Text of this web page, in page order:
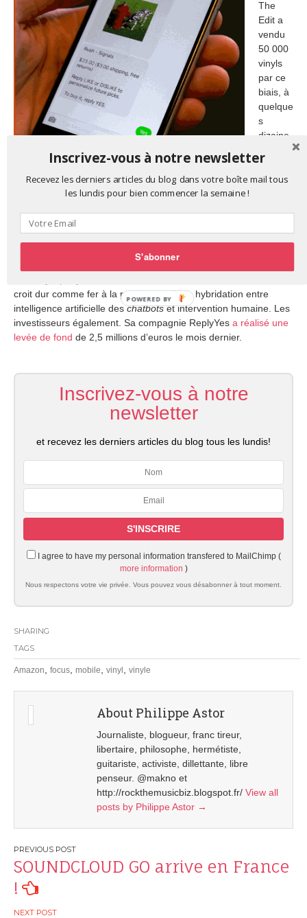
The
Edit a
vendu
50 000
vinyls
par ce
biais, à
quelque
s
dizaine
milliers
d’abonn
és à son service de recommandation textuelle automatisée sur
six albums ou plus au cours des six premiers mois”,
David Cotter àAdWeek.The Edit, dont lechabotpasse le relais
croit dur comme fer à la pertinence d’une hybridation entre
intelligence artificielle deschatbotset intervention humaine. Les
investisseurs également. Sa compagnie ReplyYes a réalisé une
levée de fond de 2,5 millions d’euros le mois dernier.
Inscrivez-vous à notre
newsletter
et recevez les derniers articles du blog tous les lundis!
I agree to have my personal information transfered to MailChimp (
more information )
Nous respectons votre vie privée. Vous pouvez vous désabonner à tout moment.
SHARING
TAGS
Amazon focus mobile vinyl vinyle
About Philippe Astor
Journaliste, blogueur, franc tireur,
libertaire, philosophe, hermétiste,
guitariste, activiste, dillettante, libre
penseur. @makno et
http://rockthemusicbiz.blogspot.fr/ View all
posts by Philippe Astor →
Post
navigation
SOUNDCLOUD GO arrive en France
!
Inscrivez-vous à notre newsletter
Recevez les derniers articles du blog dans votre boîte mail tous
les lundis pour bien commencer la semaine !
S'abonner
POWERED
BY